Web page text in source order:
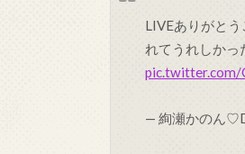
LIVEありがと
れてうれしか
— 絢瀬かのん